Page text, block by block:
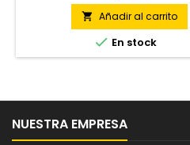
 Añadir al carrito
 En stock
NUESTRA EMPRESA